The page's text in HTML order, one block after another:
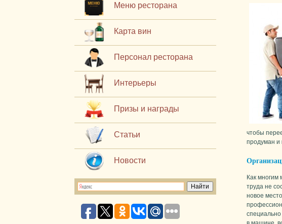
Меню ресторана
Карта вин
Персонал ресторана
Интерьеры
Призы и награды
Статьи
Новости
чтобы
продуман и
Как многим
труда не
новое